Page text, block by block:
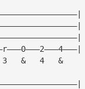
&   4   &